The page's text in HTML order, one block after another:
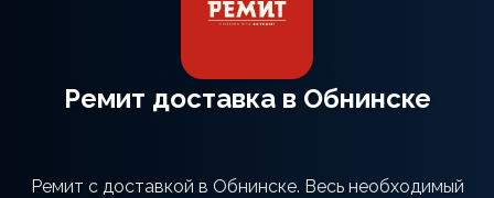
Ремит доставка в Обнинске
Ремит с доставкой в Обнинске. Весь необходимый